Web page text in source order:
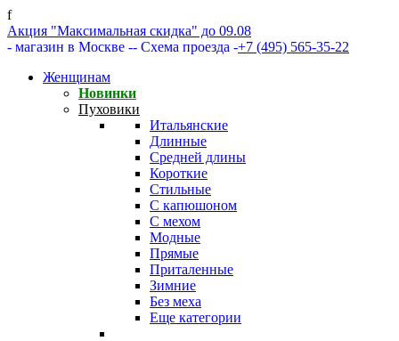
f
Акция "Максимальная скидка" до 09.08
- магазин в Москве -- Схема проезда -+7 (495) 565-35-22
Женщинам
Новинки
Пуховики
Итальянские
Длинные
Средней длины
Короткие
Стильные
С капюшоном
С мехом
Модные
Прямые
Приталенные
Зимние
Без меха
Еще категории